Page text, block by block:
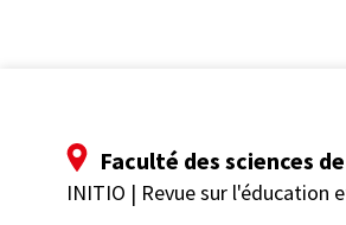
Faculté des sciences
INITIO | Revue sur l'éducation